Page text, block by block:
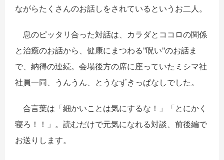
ながらたくさんのお話しをされているというお二人。
息のピッタリ合った対話は、カラダとココロの関係
と治癒のお話から、健康にまつわる"呪い"のお話ま
で、納得の連続。会場後方の席に座っていたミシマ社
社員一同、うんうん、とうなずきっぱなしでした。
合言葉は「細かいことは気にするな！」「とにかく
寝ろ！！」。読むだけで元気になれる対談、前後編で
お送りします。